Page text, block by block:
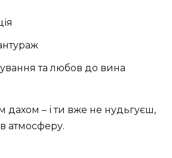
та любов до вина
дахом – і ти вже не нудьгуєш,
атмосферу.